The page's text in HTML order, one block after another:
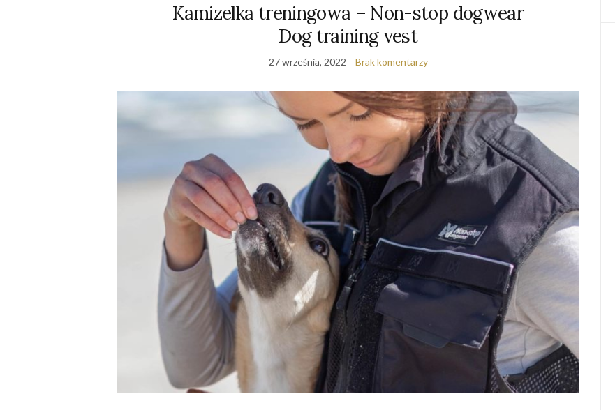
Kamizelka treningowa – Non-stop dogwear
Dog training vest
27 września, 2022 Brak komentarzy